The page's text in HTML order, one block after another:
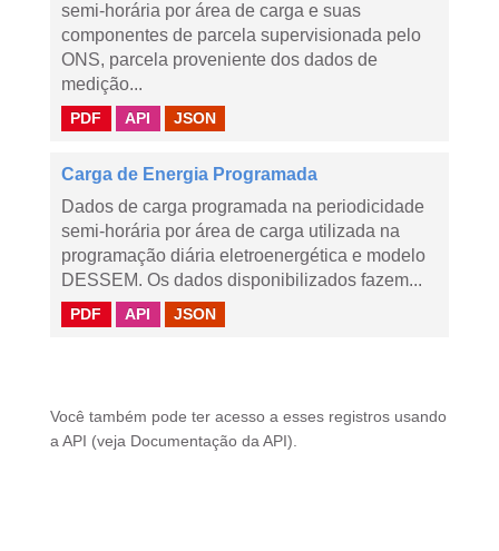
semi-horária por área de carga e suas
componentes de parcela supervisionada pelo
ONS, parcela proveniente dos dados de
medição...
PDF API JSON
Carga de Energia Programada
Dados de carga programada na periodicidade
semi-horária por área de carga utilizada na
programação diária eletroenergética e modelo
DESSEM. Os dados disponibilizados fazem...
PDF API JSON
Você também pode ter acesso a esses registros usando
a API (veja Documentação da API ).